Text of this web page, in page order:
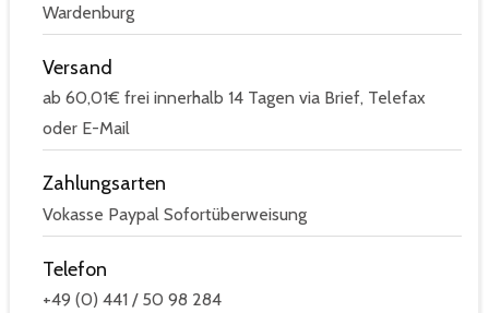
Wardenburg
Versand
ab 60,01€ frei innerhalb 14 Tagen via Brief, Telefax
oder E-Mail
Zahlungsarten
Vokasse Paypal Sofortüberweisung
Telefon
+49 (0) 441 / 50 98 284